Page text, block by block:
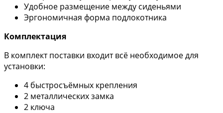
Удобное размещение между сиденьями
Эргономичная форма подлокотника
Комплектация
В комплект поставки входит всё необходимое для
установки:
4 быстросъёмных крепления
2 металлических замка
2 ключа